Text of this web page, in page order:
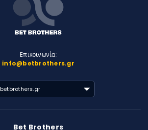
Επικοινωνία:
info@betbrothers.gr
betbrothers.gr
Bet Brothers